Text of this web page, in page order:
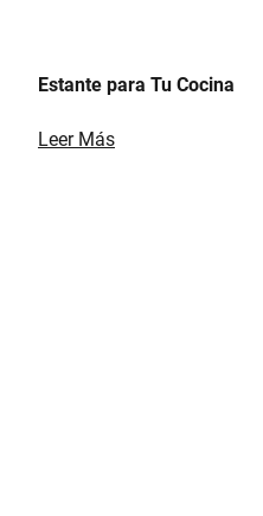
Estante para Tu Cocina
Leer Más